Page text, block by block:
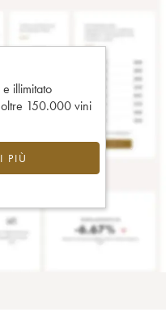
illimitato
150.000 vini
PIÙ